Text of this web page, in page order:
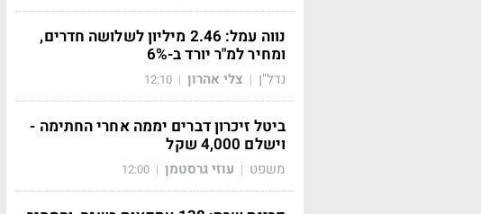
נווה עמל: 2.46 מיליון לשלושה חדרים,
ומחיר למ"ר יורד ב-6%
נדל"ן | צלי אהרון |
12:10
ביטל זיכרון דברים יממה אחרי החתימה -
וישלם 4,000 שקל
משפט | עוזי גרסטמן |
12:00